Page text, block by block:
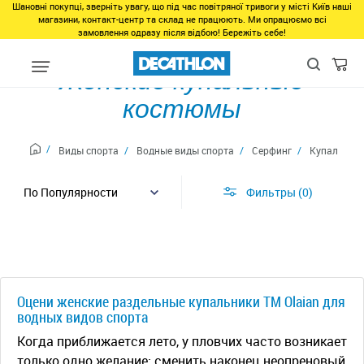
Шановні покупці, зверніть увагу, що під час повітряної тривоги у місті Київ наші
магазини, контакт-центр та склад не працюють. Ми опрацюємо всі
замовлення одразу після відбою! Бережіть себе!
Женские купальные
костюмы
Виды спорта Водные виды спорта Серфинг Купальные
Фильтры 0
Оцени женские раздельные купальники ТМ Olaian для
водных видов спорта
Когда приближается лето, у пловчих часто возникает